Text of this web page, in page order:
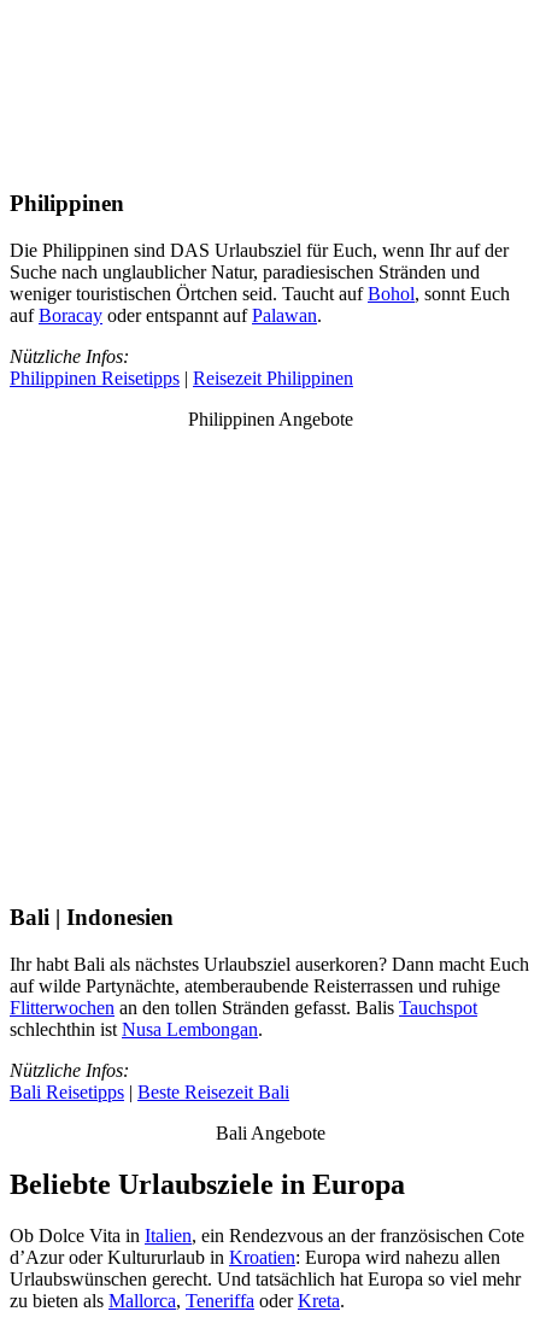
Philippinen
Die Philippinen sind DAS Urlaubsziel für Euch, wenn Ihr auf der
Suche nach unglaublicher Natur, paradiesischen Stränden und
weniger touristischen Örtchen seid. Taucht aufBohol, sonnt Euch
aufBoracay oder entspannt aufPalawan.
Nützliche Infos:
Philippinen Reisetipps | Reisezeit Philippinen
Philippinen Angebote
Bali | Indonesien
Ihr habt Bali als nächstes Urlaubsziel auserkoren? Dann macht Euch
auf wilde Partynächte, atemberaubende Reisterrassen und ruhige
Flitterwochen an den tollen Stränden gefasst. Balis Tauchspot
schlechthin ist Nusa Lembongan.
Nützliche Infos:
Bali Reisetipps | Beste Reisezeit Bali
Bali Angebote
Beliebte Urlaubsziele in Europa
Ob Dolce Vita in Italien, ein Rendezvous an der französischen Cote
d’Azur oder Kultururlaub in Kroatien: Europa wird nahezu allen
Urlaubswünschen gerecht. Und tatsächlich hat Europa so viel mehr
zu bieten als Mallorca, Teneriffa oderKreta.